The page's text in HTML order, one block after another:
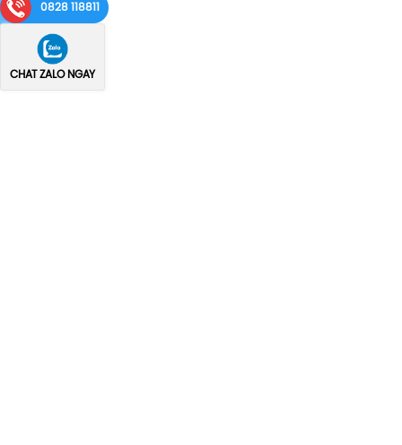
0828 118811
CHAT ZALO NGAY